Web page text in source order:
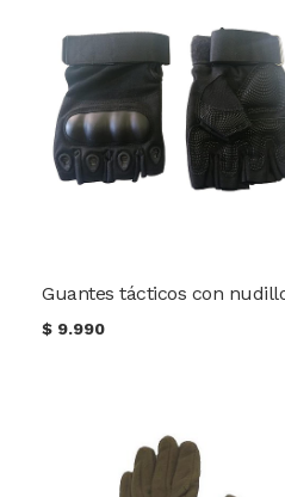
$ 9.990